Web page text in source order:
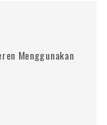
Menggunakan